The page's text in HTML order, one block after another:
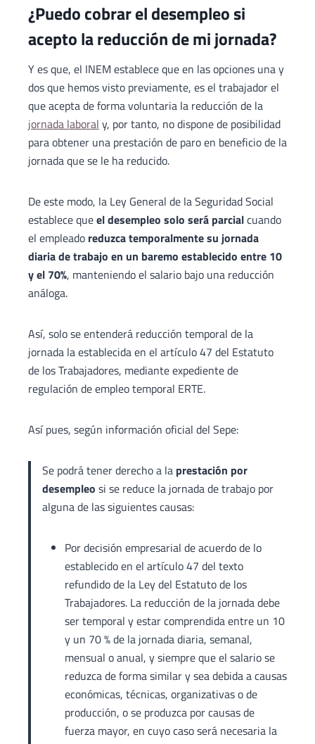
¿Puedo cobrar el desempleo si
acepto la reducción de mi jornada?
Y es que, el INEM establece que en las opciones una y
dos que hemos visto previamente, es el trabajador el
que acepta de forma voluntaria la reducción de la
jornada laboral y, por tanto, no dispone de posibilidad
para obtener una prestación de paro en beneficio de la
jornada que se le ha reducido.
De este modo, la Ley General de la Seguridad Social
establece queel desempleo solo será parcialcuando
el empleado reduzca temporalmente su jornada
diaria de trabajo en un baremo establecido entre 10
y el 70%, manteniendo el salario bajo una reducción
análoga.
Así, solo se entenderá reducción temporal de la
jornada la establecida en el artículo 47 del Estatuto
de los Trabajadores, mediante expediente de
regulación de empleo temporal ERTE.
Así pues, según información oficial del Sepe:
Se podrá tener derecho a la prestación por
desempleo si se reduce la jornada de trabajo por
alguna de las siguientes causas:
Por decisión empresarial de acuerdo de lo
establecido en el artículo 47 del texto
refundido de la Ley del Estatuto de los
Trabajadores. La reducción de la jornada debe
ser temporal y estar comprendida entre un 10
y un 70 % de la jornada diaria, semanal,
mensual o anual, y siempre que el salario se
reduzca de forma similar y sea debida a causas
económicas, técnicas, organizativas o de
producción, o se produzca por causas de
fuerza mayor, en cuyo caso será necesaria la